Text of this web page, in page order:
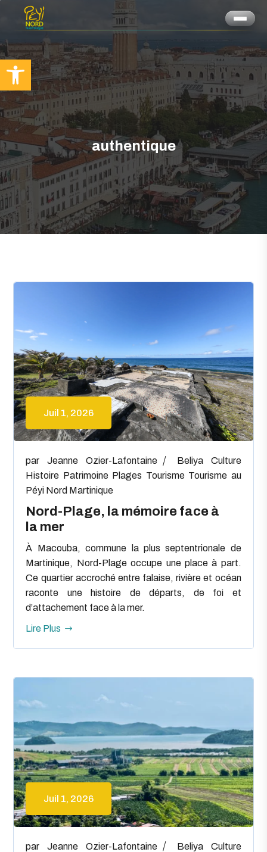
Ouvrir la barre d’outils
authentique
Juil 1, 2026
Nord-Plage, la mémoire face à
la mer
parJeanne Ozier-Lafontaine Beliya
Culture
Histoire Patrimoine Plages Tourisme Tourisme au
Péyi Nord Martinique
À Macouba, commune la plus septentrionale de
Martinique, Nord-Plage occupe une place à part.
Ce quartier accroché entre falaise, rivière et océan
raconte une histoire de départs, de foi et
d’attachement face à la mer.
Lire Plus
Juil 1, 2026
parJeanne Ozier-Lafontaine Beliya
Culture